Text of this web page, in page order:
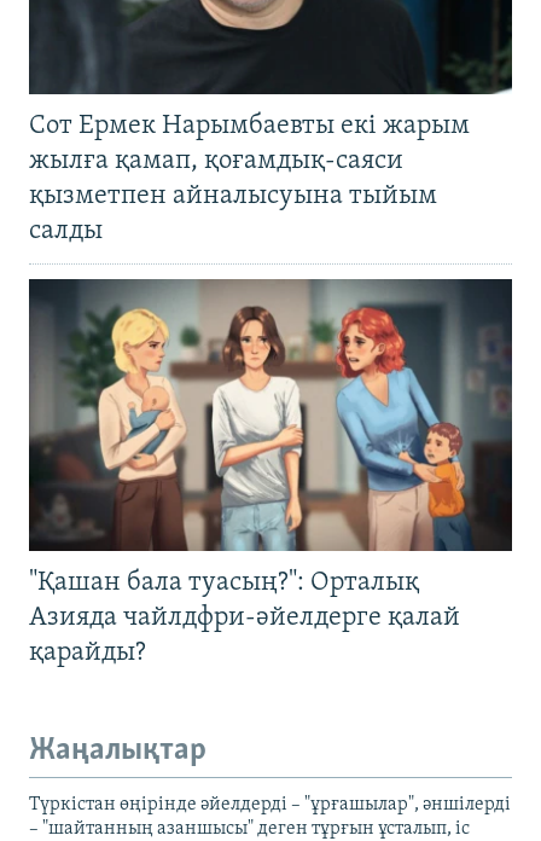
Сот Ермек Нарымбаевты екі жарым
жылға қамап, қоғамдық-саяси
қызметпен айналысуына тыйым
салды
"Қашан бала туасың?": Орталық
Азияда чайлдфри-әйелдерге қалай
қарайды?
Жаңалықтар
Түркістан өңірінде әйелдерді – "ұрғашылар", әншілерді
– "шайтанның азаншысы" деген тұрғын ұсталып, іс